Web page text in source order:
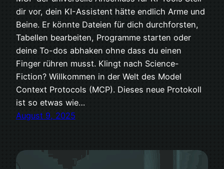
dir vor, dein KI-Assistent hätte endlich Arme und
Beine. Er könnte Dateien für dich durchforsten,
Tabellen bearbeiten, Programme starten oder
deine To-dos abhaken ohne dass du einen
Finger rühren musst. Klingt nach Science-
Fiction? Willkommen in der Welt des Model
Context Protocols (MCP). Dieses neue Protokoll
ist so etwas wie…
August 9, 2025